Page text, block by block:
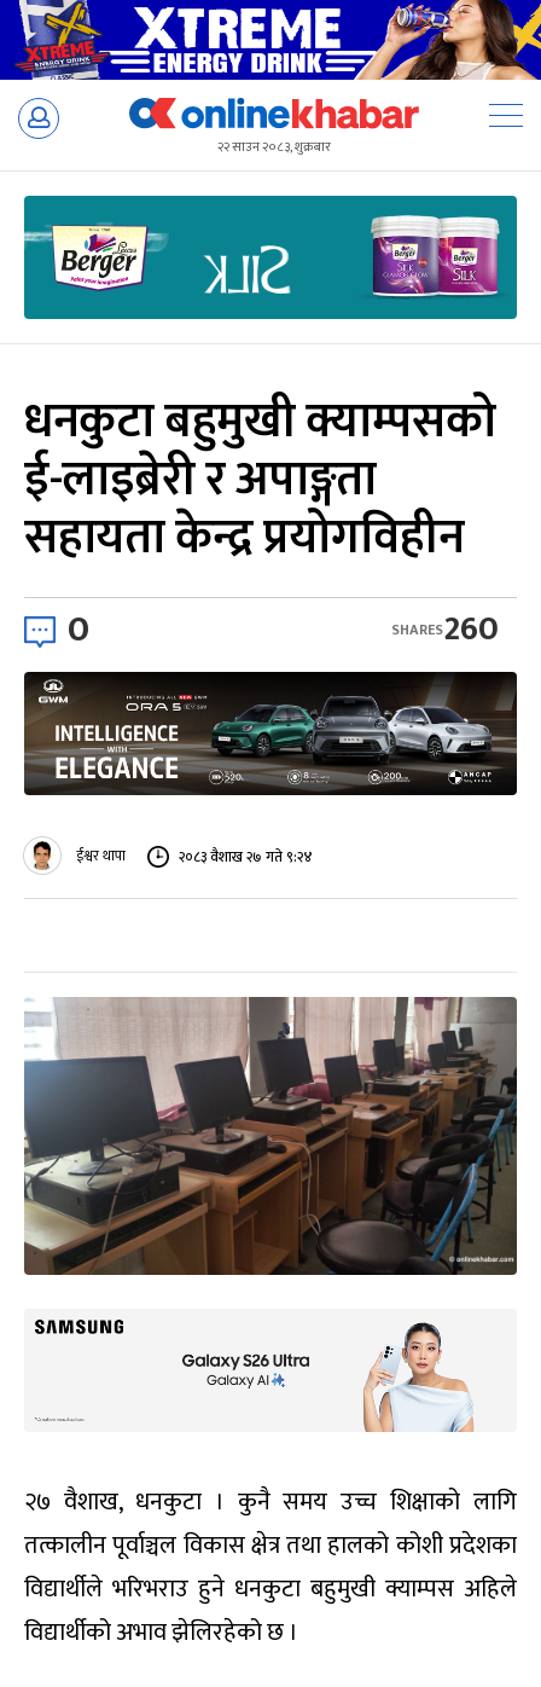
Skip
२२ साउन २०८३, शुक्रबार
धनकुटा बहुमुखी क्याम्पसको
ई-लाइब्रेरी र अपाङ्गता
सहायता केन्द्र प्रयोगविहीन
0 260
SHARES
ईश्वर थापा २०८३ वैशाख २७ गते ९:२४
२७ वैशाख, धनकुटा । कुनै समय उच्च शिक्षाको लागि
तत्कालीन पूर्वाञ्चल विकास क्षेत्र तथा हालको कोशी प्रदेशका
विद्यार्थीले भरिभराउ हुने धनकुटा बहुमुखी क्याम्पस अहिले
विद्यार्थीको अभाव झेलिरहेको छ ।